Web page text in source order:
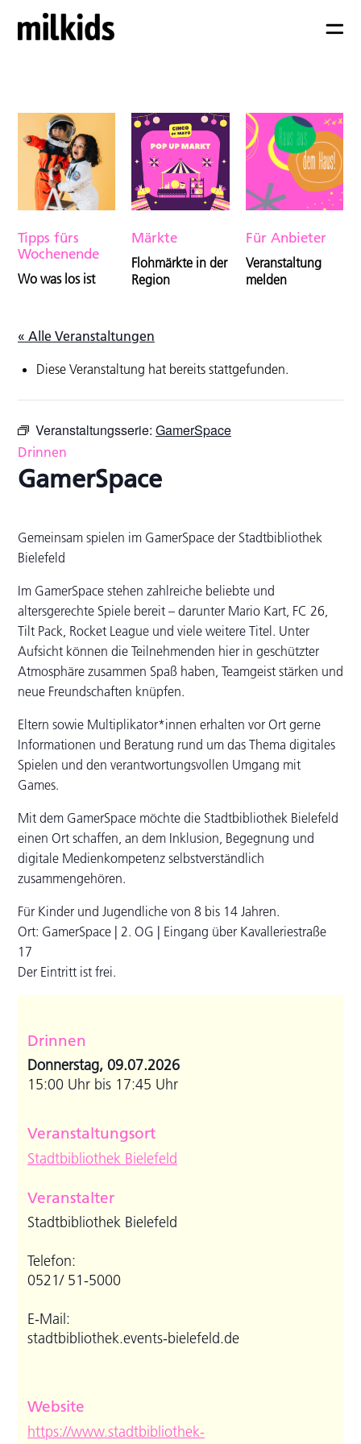
Tipps fürs
Wochenende
Wo was los ist
Märkte
Flohmärkte in der
Region
Für Anbieter
Veranstaltung
melden
« Alle Veranstaltungen
Diese Veranstaltung hat bereits stattgefunden.
Veranstaltungsserie: GamerSpace
Drinnen
GamerSpace
Gemeinsam spielen im GamerSpace der Stadtbibliothek
Bielefeld
Im GamerSpace stehen zahlreiche beliebte und
altersgerechte Spiele bereit – darunter Mario Kart, FC 26,
Tilt Pack, Rocket League und viele weitere Titel. Unter
Aufsicht können die Teilnehmenden hier in geschützter
Atmosphäre zusammen Spaß haben, Teamgeist stärken und
neue Freundschaften knüpfen.
Eltern sowie Multiplikator*innen erhalten vor Ort gerne
Informationen und Beratung rund um das Thema digitales
Spielen und den verantwortungsvollen Umgang mit
Games.
Mit dem GamerSpace möchte die Stadtbibliothek Bielefeld
einen Ort schaffen, an dem Inklusion, Begegnung und
digitale Medienkompetenz selbstverständlich
zusammengehören.
Für Kinder und Jugendliche von 8 bis 14 Jahren.
Ort: GamerSpace | 2. OG | Eingang über Kavalleriestraße
17
Der Eintritt ist frei.
Drinnen
Donnerstag, 09.07.2026
15:00 Uhr bis 17:45 Uhr
Veranstaltungsort
Stadtbibliothek Bielefeld
Veranstalter
Stadtbibliothek Bielefeld
Telefon:
0521/ 51-5000
E-Mail:
stadtbibliothek.events-bielefeld.de
Website
https://www.stadtbibliothek-